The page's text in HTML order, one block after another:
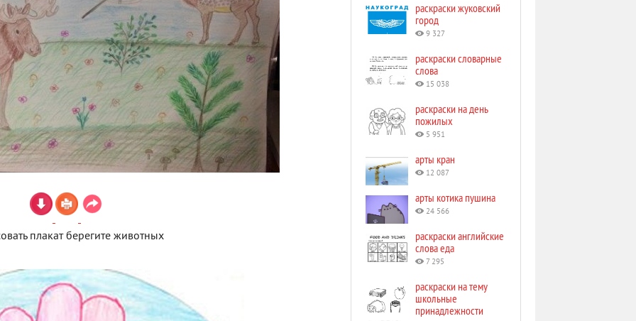
плакат берегите животных
раскраски жуковский
город
9 327
раскраски словарные
слова
15 038
раскраски на день
пожилых
5 951
арты кран
12 087
арты котика пушина
24 566
раскраски английские
слова еда
7 295
раскраски на тему
школьные
принадлежности